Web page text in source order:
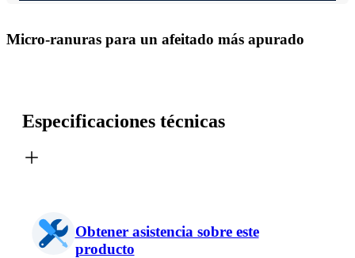
Micro-ranuras para un afeitado más apurado
Especificaciones técnicas
Obtener asistencia sobre este
producto